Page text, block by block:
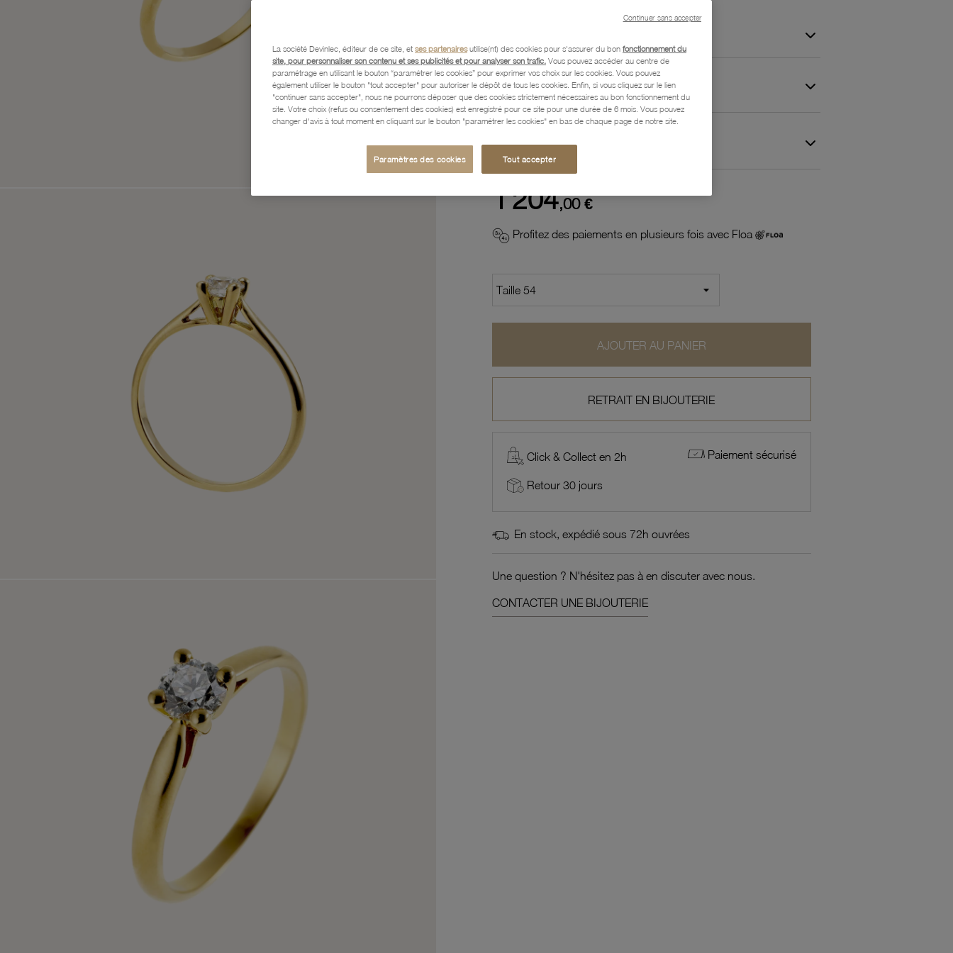
Caractéristiques détaillées
Paiement, Livraison, Retours et Garantie
1 204,00 €
Profitez des paiements en plusieurs fois avec Floa
AJOUTER AU PANIER
RETRAIT EN BIJOUTERIE
Click & Collect en 2h Paiement sécurisé
Retour 30 jours
En stock, expédié sous 72h ouvrées
Une question ? N'hésitez pas à en discuter avec nous.
CONTACTER UNE BIJOUTERIE
La société Devinlec, éditeur de ce site, et ses partenairesutilise(nt) des cookies pour s'assurer du bon fonctionnement du
site, pour personnaliser son contenu et ses publicités et pour analyser son trafic. Vous pouvez accéder au centre de
paramétrage en utilisant le bouton “paramétrer les cookies” pour exprimer vos choix sur les cookies. Vous pouvez
également utiliser le bouton "tout accepter" pour autoriser le dépôt de tous les cookies. Enfin, si vous cliquez sur le lien
"continuer sans accepter", nous ne pourrons déposer que des cookies strictement nécessaires au bon fonctionnement du
site. Votre choix (refus ou consentement des cookies) est enregistré pour ce site pour une durée de 6 mois. Vous pouvez
changer d'avis à tout moment en cliquant sur le bouton "paramétrer les cookies" en bas de chaque page de notre site.
Paramètres des cookies Tout accepter
Continuer sans accepter